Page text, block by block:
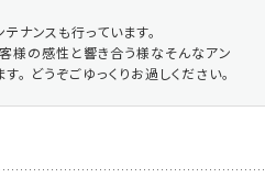
ナンスも行っています。
様の感性と響き合う様なそんなアン
。 どうぞごゆっくりお過しください。